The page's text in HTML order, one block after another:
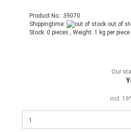
Product No.: 39070
Shippingtime:
out of
Stock: 0 pieces , Weight: 1 kg per piece
Our
incl.